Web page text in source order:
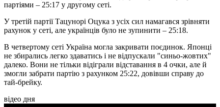
партіями – 25:17 у другому сеті.
У третій партії Тацунорі Оцука з усіх сил намагався зрівняти
рахунок у сеті, але українців було не зупинити – 25:18.
В четвертому сеті Україна могла закривати поєдинок. Японці
не збирались легко здаватись і не відпускали "синьо-жовтих"
далеко. Вони не тільки відіграли відставання в 4 очки, але й
змогли забрати партію з рахунком 25:22, довівши справу до
тай-брейку.
відео дня